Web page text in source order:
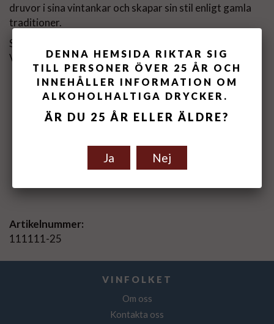
druvor i sina vintankar och skapar sin stil enligt gamla
traditioner.
Santa Maria La Palma Blu Vermentino di Sardegna on
Vivino
Spara som favorit
Artikelnummer:
111111-25
VINFOLKET
Om oss
Kontakta oss
DENNA HEMSIDA RIKTAR SIG
TILL PERSONER ÖVER 25 ÅR OCH
INNEHÅLLER INFORMATION OM
ALKOHOLHALTIGA DRYCKER.
ÄR DU 25 ÅR ELLER ÄLDRE?
Ja Nej